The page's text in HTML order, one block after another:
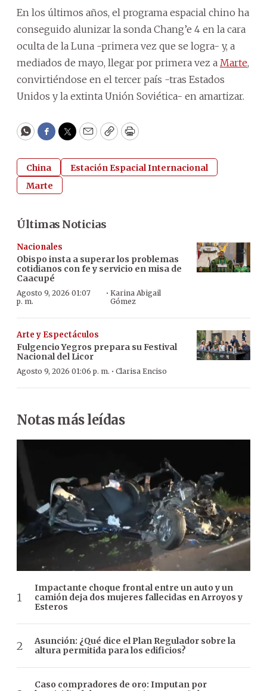
En los últimos años, el programa espacial chino ha
conseguido alunizar la sonda Chang’e 4 en la cara
oculta de la Luna -primera vez que se logra- y, a
mediados de mayo, llegar por primera vez a Marte,
convirtiéndose en el tercer país -tras Estados
Unidos y la extinta Unión Soviética- en amartizar.
WhatsApp
Facebook
Twitter
EmailCopyPrint
China
Estación Espacial Internacional
Marte
Últimas Noticias
Nacionales
Obispo insta a superar los problemas
cotidianos con fe y servicio en misa de
Caacupé
Agosto 9, 2026 01:07
p. m.
·Karina Abigail
Gómez
Arte y Espectáculos
Fulgencio Yegros prepara su Festival
Nacional del Licor
Agosto 9, 2026 01:06 p. m. · Clarisa Enciso
Notas más leídas
Impactante choque frontal entre un auto y un
camión deja dos mujeres fallecidas en Arroyos y
Esteros
Asunción: ¿Qué dice el Plan Regulador sobre la
altura permitida para los edificios?
Caso compradores de oro: Imputan por